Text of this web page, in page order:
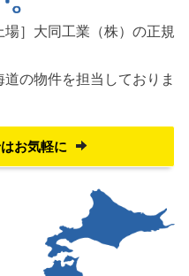
］大同工業（株）の正規
道の物件を担当しておりま
お気軽に